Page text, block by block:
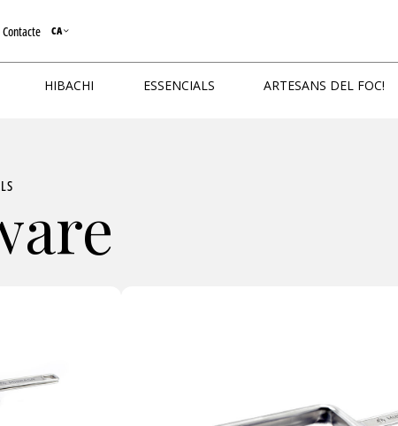
Contacte CA
HIBACHI ESSENCIALS ARTESANS DEL FOC!